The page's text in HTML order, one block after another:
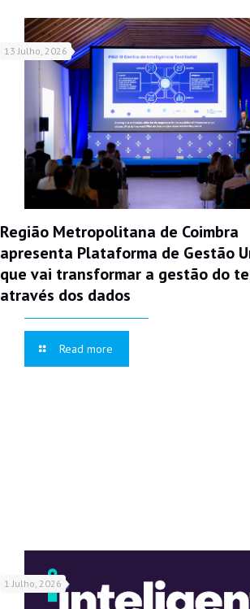
13 Julho, 2026
Região Metropolitana de Coimbra
apresenta Plataforma de Gestão
que vai transformar a gestão do
através dos dados
Read more
1 Julho, 2026